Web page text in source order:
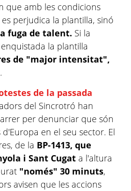
que amb les condicions
perjudica la plantilla, sinó
fuga de talent. Si la
la plantilla
de "major intensitat",
de la passada
del Sincrotró han
per denunciar que són
en el seu sector. El
de la BP-1413, que
i Sant Cugat a l'altura
"només" 30 minuts,
avisen que les accions